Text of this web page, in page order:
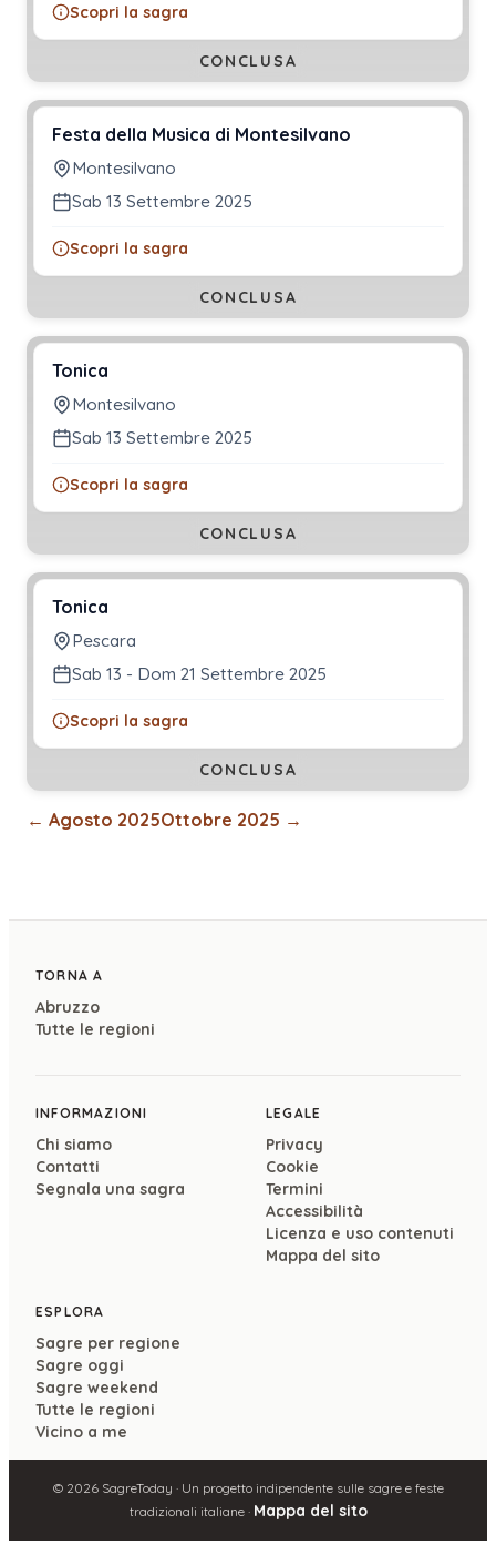
Scopri la sagra
CONCLUSA
Festa della Musica di Montesilvano
Montesilvano
Sab 13 Settembre 2025
Scopri la sagra
CONCLUSA
Tonica
Montesilvano
Sab 13 Settembre 2025
Scopri la sagra
CONCLUSA
Tonica
Pescara
Sab 13 - Dom 21 Settembre 2025
Scopri la sagra
CONCLUSA
← Agosto 2025Ottobre 2025 →
TORNA A
Abruzzo
Tutte le regioni
INFORMAZIONI
Chi siamo
Contatti
Segnala una sagra
LEGALE
Privacy
Cookie
Termini
Accessibilità
Licenza e uso contenuti
Mappa del sito
ESPLORA
Sagre per regione
Sagre oggi
Sagre weekend
Tutte le regioni
Vicino a me
© 2026SagreToday · Un progetto indipendente sulle sagre e feste
tradizionali italiane · Mappa del sito